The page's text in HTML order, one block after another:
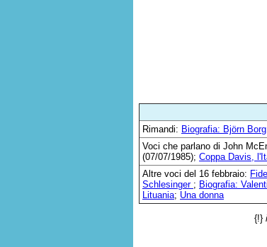
Rimandi: Biografia: Björn Borg
Voci che parlano di John
(07/07/1985); Coppa Davis,
Altre voci del 16 febbraio:
Schlesinger ; Biografia:
Lituania; Una donna
{!}